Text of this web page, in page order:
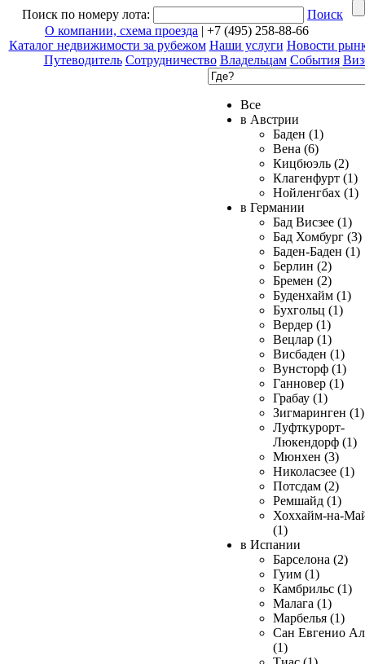
Поиск по номеру лота:
Поиск
О компании, схема проезда | +7 (495) 258-88-66
Каталог недвижимости за рубежом Наши услуги Новости
Путеводитель Сотрудничество Владельцам События
Все
в Австрии
Баден (1)
Вена (6)
Кицбюэль (2)
Клагенфурт (1)
Нойленгбах (1)
в Германии
Бад Висзее (1)
Бад Хомбург (3)
Баден-Баден (1)
Берлин (2)
Бремен (2)
Буденхайм (1)
Бухгольц (1)
Вердер (1)
Вецлар (1)
Висбаден (1)
Вунсторф (1)
Ганновер (1)
Грабау (1)
Зигмаринген (1)
Луфткурорт-
Люкендорф (1)
Мюнхен (3)
Николасзее (1)
Потсдам (2)
Ремшайд (1)
Хоххайм-на-
(1)
в Испании
Барселона (2)
Гуим (1)
Камбрильс (1)
Малага (1)
Марбелья (1)
Сан Евгенио
(1)